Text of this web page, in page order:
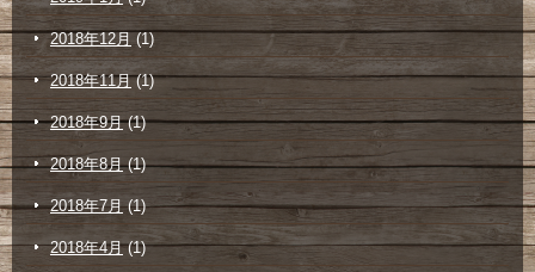
2018年12月(1)
2018年11月(1)
2018年9月(1)
2018年8月(1)
2018年7月(1)
2018年4月(1)